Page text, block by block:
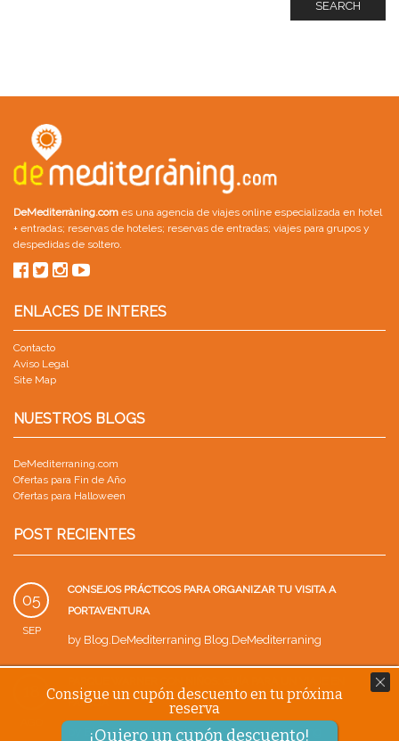
SEARCH
DeMediterràning.com es una agencia de viajes online especializada en hotel
+ entradas; reservas de hoteles; reservas de entradas; viajes para grupos y
despedidas de soltero.
ENLACES DE INTERES
Contacto
Aviso Legal
Site Map
NUESTROS BLOGS
DeMediterraning.com
Ofertas para Fin de Año
Ofertas para Halloween
POST RECIENTES
05
SEP
CONSEJOS PRÁCTICOS PARA ORGANIZAR TU VISITA A
PORTAVENTURA
by Blog.DeMediterraning Blog.DeMediterraning
FAMILIA
Blog.DeMediterraning Blog.DeMediterraning
Consigue un cupón descuento en tu próxima
reserva
¡Quiero un cupón descuento!